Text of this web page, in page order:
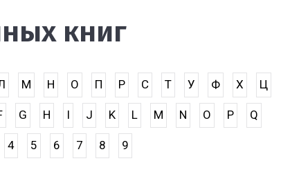
книг
М Н О П Р С Т У Ф Х Ц
G H I J K L M N O P Q
4 5 6 7 8 9